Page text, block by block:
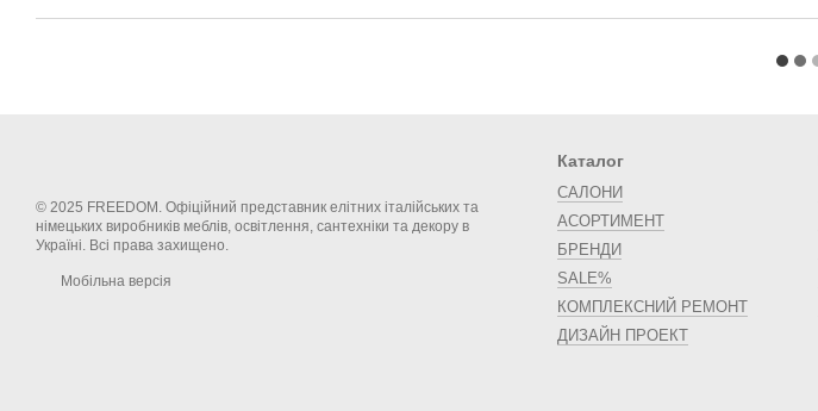
© 2025 FREEDOM. Офіційний представник елітних італійських та
німецьких виробників меблів, освітлення, сантехніки та декору в
Україні. Всі права захищено.
Мобільна версія
Каталог
САЛОНИ
АСОРТИМЕНТ
БРЕНДИ
SALE%
КОМПЛЕКСНИЙ РЕМОНТ
ДИЗАЙН ПРОЕКТ